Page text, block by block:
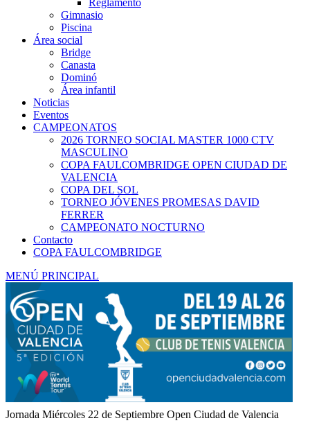
Reglamento
Gimnasio
Piscina
Área social
Bridge
Canasta
Dominó
Área infantil
Noticias
Eventos
CAMPEONATOS
2026 TORNEO SOCIAL MASTER 1000 CTV
MASCULINO
COPA FAULCOMBRIDGE OPEN CIUDAD DE
VALENCIA
COPA DEL SOL
TORNEO JÓVENES PROMESAS DAVID
FERRER
CAMPEONATO NOCTURNO
Contacto
COPA FAULCOMBRIDGE
MENÚ PRINCIPAL
Jornada Miércoles 22 de Septiembre Open Ciudad de Valencia